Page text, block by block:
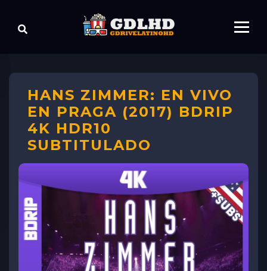
HANS ZIMMER: EN VIVO
EN PRAGA (2017) BDRIP
4K HDR10
SUBTITULADO